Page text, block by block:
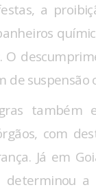
a
O
de
também
com
Já em
a